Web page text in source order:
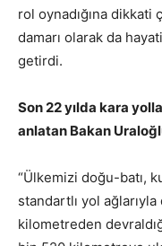
rol oynadığına
damarı olarak da
getirdi.
Son 22 yılda kara
anlatan Bakan
“Ülkemizi doğu-batı,
standartlı yol ağlarıyla
kilometreden